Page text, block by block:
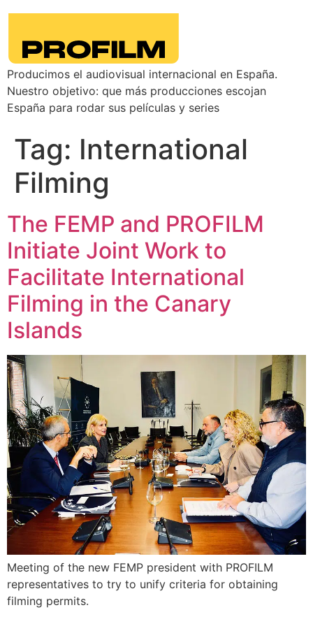
Producimos el audiovisual internacional en España.
Nuestro objetivo: que más producciones escojan
España para rodar sus películas y series
Tag: International
Filming
The FEMP and PROFILM
Initiate Joint Work to
Facilitate International
Filming in the Canary
Islands
Meeting of the new FEMP president with PROFILM
representatives to try to unify criteria for obtaining
filming permits.